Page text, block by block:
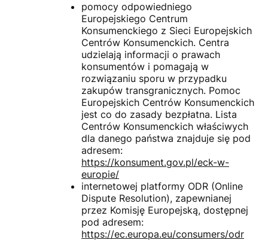
pomocy odpowiedniego
Europejskiego Centrum
Konsumenckiego z Sieci Europejskich
Centrów Konsumenckich. Centra
udzielają informacji o prawach
konsumentów i pomagają w
rozwiązaniu sporu w przypadku
zakupów transgranicznych. Pomoc
Europejskich Centrów Konsumenckich
jest co do zasady bezpłatna. Lista
Centrów Konsumenckich właściwych
dla danego państwa znajduje się pod
adresem:
https://konsument.gov.pl/eck-w-
europie/
internetowej platformy ODR (Online
Dispute Resolution), zapewnianej
przez Komisję Europejską, dostępnej
pod adresem:
https://ec.europa.eu/consumers/odr